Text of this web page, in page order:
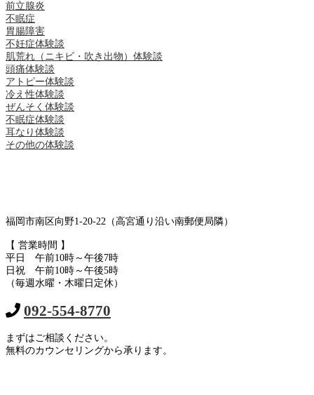
前立腺炎
不眠症
胃腸障害
不妊症体験談
肌荒れ（ニキビ・吹き出物）体験談
頭痛体験談
アトピー体験談
冷え性体験談
ぜんそく体験談
不眠症体験談
耳なり体験談
その他の体験談
福岡市南区向野1-20-22（高宮通り沿い南郵便局隣）
【 営業時間 】
平日 午前10時～午後7時
日祝 午前10時～午後5時
（毎週水曜・木曜日定休）
092-554-8770
まずはご相談ください。
無料のカウンセリングから承ります。